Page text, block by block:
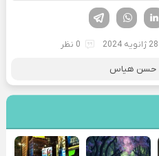
لینکدین تویتر
فیسوک
28 ژانویه 2024 0 نظر
حسن هیاس